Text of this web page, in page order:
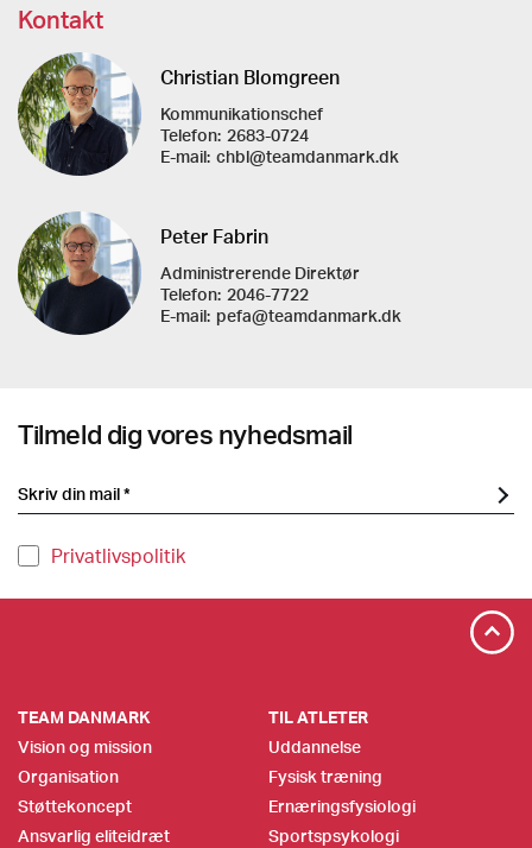
Kontakt
Christian Blomgreen
Kommunikationschef
Telefon: 2683-0724
E-mail: chbl@teamdanmark.dk
Peter Fabrin
Administrerende Direktør
Telefon: 2046-7722
E-mail: pefa@teamdanmark.dk
Tilmeld dig vores nyhedsmail
Privatlivspolitik
TEAM DANMARK
Vision og mission
Organisation
Støttekoncept
Ansvarlig eliteidræt
TIL ATLETER
Uddannelse
Fysisk træning
Ernæringsfysiologi
Sportspsykologi